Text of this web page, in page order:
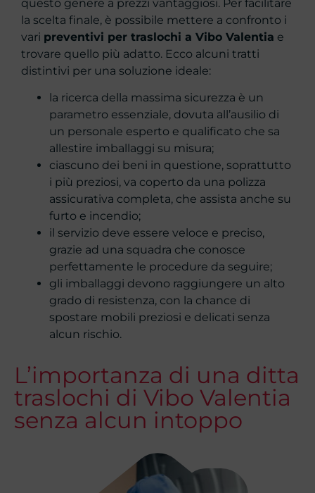
questo genere a prezzi vantaggiosi. Per facilitare
la scelta finale, è possibile mettere a confronto i
vari preventivi per traslochi a Vibo Valentia e
trovare quello più adatto. Ecco alcuni tratti
distintivi per una soluzione ideale:
la ricerca della massima sicurezza è un
parametro essenziale, dovuta all’ausilio di
un personale esperto e qualificato che sa
allestire imballaggi su misura;
ciascuno dei beni in questione, soprattutto
i più preziosi, va coperto da una polizza
assicurativa completa, che assista anche su
furto e incendio;
il servizio deve essere veloce e preciso,
grazie ad una squadra che conosce
perfettamente le procedure da seguire;
gli imballaggi devono raggiungere un alto
grado di resistenza, con la chance di
spostare mobili preziosi e delicati senza
alcun rischio.
L’importanza di una ditta
traslochi di Vibo Valentia
senza alcun intoppo